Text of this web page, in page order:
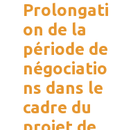
Prolongati
on de la
période de
négociatio
ns dans le
cadre du